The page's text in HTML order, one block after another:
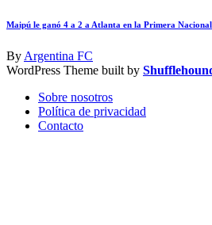
Maipú le ganó 4 a 2 a Atlanta en la Primera Nacional
By Argentina FC
WordPress Theme built by
Sobre nosotros
Política de privacidad
Contacto